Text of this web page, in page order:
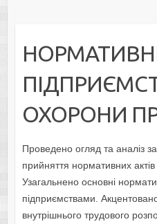
ОХОРОНИ
Проведено огляд та аналіз
прийняття нормативних
Узагальнено основні
підприємствами.
внутрішнього трудового